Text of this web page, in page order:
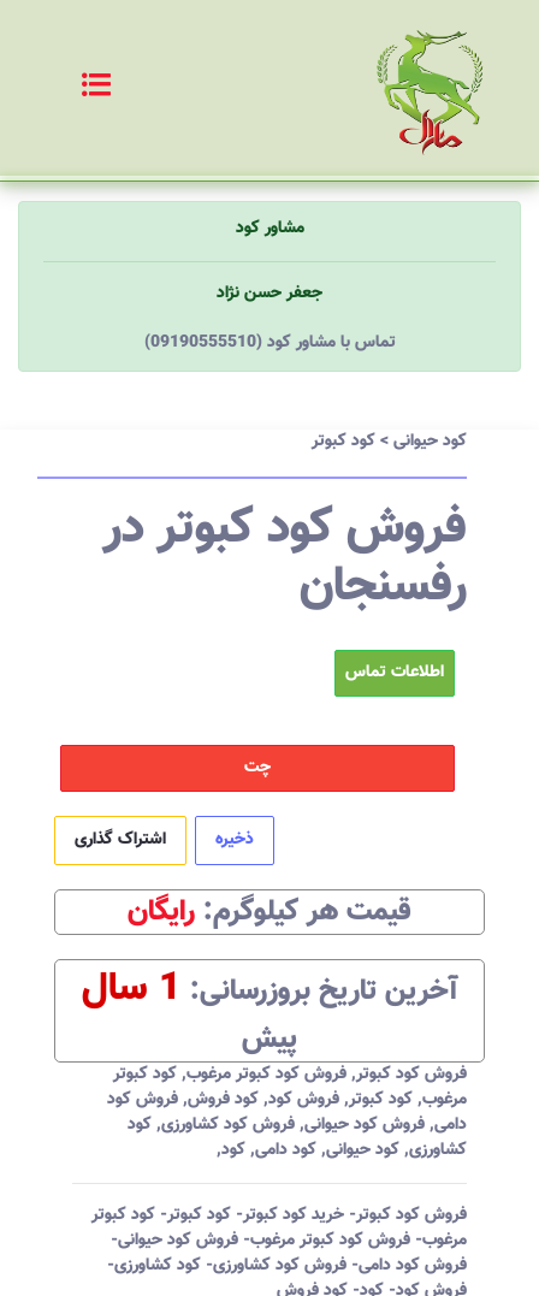
مشاور کود
جعفر حسن نژاد
(09190555510) تماس با مشاور کود
کود حیوانی>کود کبوتر
فروش کود کبوتر در
رفسنجان
اطلاعات تماس
چت
ذخیره اشتراک گذاری
قیمت هرکیلوگرم:‌ رایگان
آخرین تاریخ بروزرسانی:‌ 1 سال
پیش
فروش کود کبوتر,فروش کود کبوتر مرغوب,کود کبوتر
مرغوب,کود کبوتر,فروش کود,کود فروش,فروش کود
دامی,فروش کود حیوانی,فروش کود کشاورزی,کود
کشاورزی,کود حیوانی,کود دامی,کود,
فروش کود کبوتر- خرید کود کبوتر- کود کبوتر- کود کبوتر
مرغوب- فروش کود کبوتر مرغوب- فروش کود حیوانی-
فروش کود دامی- فروش کود کشاورزی- کود کشاورزی-